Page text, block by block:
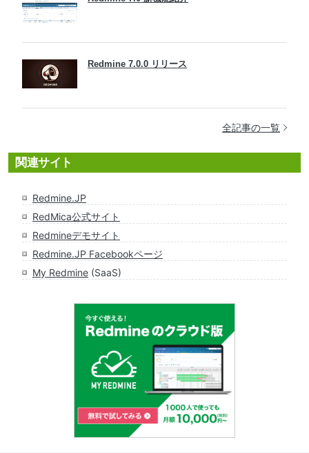
Redmine 7.0.0 リリース
全記事の一覧
関連サイト
Redmine.JP
RedMica公式サイト
Redmineデモサイト
Redmine.JP Facebookページ
My Redmine (SaaS)